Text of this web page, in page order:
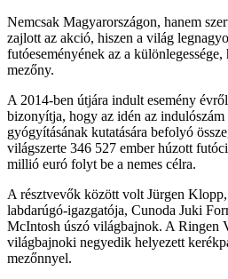
Nemcsak Magyarországon, hanem
zajlott az akció, hiszen a világ
futóeseményének az a
mezőny.
A 2014-ben útjára indult esemény
bizonyítja, hogy az idén az indulószám
gyógyításának kutatására befolyó
világszerte 346 527 ember húzott
millió euró folyt be a nemes célra.
A résztvevők között volt Jürgen
labdarúgó-igazgatója, Cunoda Juki
McIntosh úszó világbajnok. A Ringen
világbajnoki negyedik helyezett
mezőnnyel.